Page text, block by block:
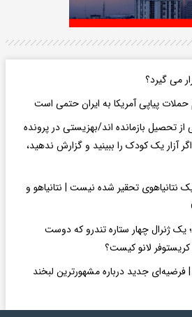
می گیرد؟
حملات پیاپی آمریکا به ایران حتمی است
از تحصیل بازمانده اند/بهزیستی در پرونده
آزار یک کودک را ببینید و گزارش ندهید،
نتانیاهوی تحقیر شده نیست | نتانیاهو و
یک ژنرال چهار ستاره تندرو که دوست
لانو کیست؟
| فرضیه‌ای جدید درباره مشهورترین لبخند